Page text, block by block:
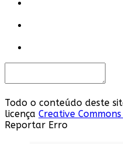
Todo o conteúdo deste
licença Creative
Reportar Erro